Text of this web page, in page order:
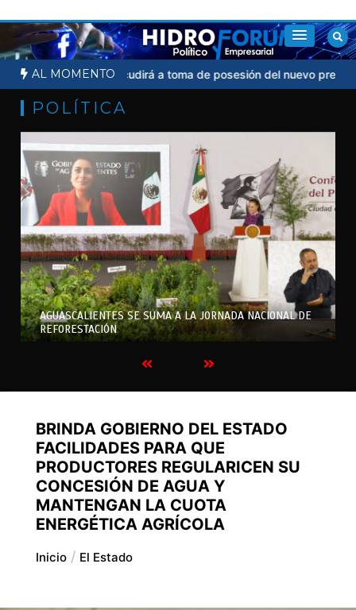
al
contenido
AL MOMENTO
Sheinbaum no acudirá a toma de posesión del nuevo presidente
POLÍTICA
AGUASCALIENTES SE SUMA A LA JORNADA NACIONAL DE
REFORESTACIÓN
BRINDA GOBIERNO DEL ESTADO
FACILIDADES PARA QUE
PRODUCTORES REGULARICEN SU
CONCESIÓN DE AGUA Y
MANTENGAN LA CUOTA
ENERGÉTICA AGRÍCOLA
Inicio El Estado